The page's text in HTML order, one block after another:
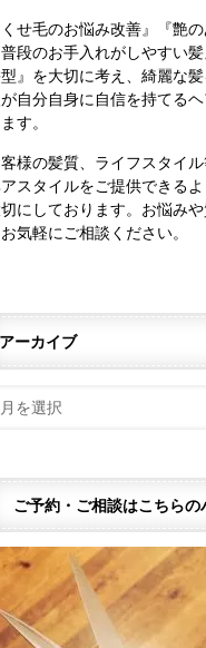
くせ毛のお悩み改善』『艶
普段のお手入れがしやすい
』を大切に考え、綺麗な
が自分自身に自信を持てる
す。
様の髪質、ライフスタイ
スタイルをご提供できる
にしております。お悩み
気軽にご相談ください。
アーカイブ
ご予約・ご相談はこちらの